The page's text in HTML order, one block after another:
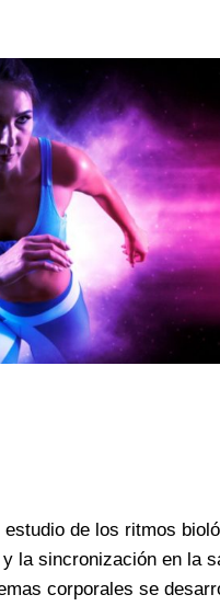
de los ritmos
la sincronización en la
corporales se